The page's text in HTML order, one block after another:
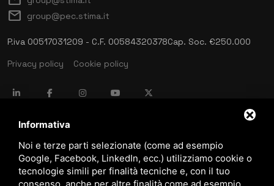
mail group@pec.stima.it
P.iva 00517031209 - C.F. 00584320378Cap. Soc. €250.000
Privacy policy
Cookie policy
language ITALIANO
download Catalogo Stima
Informativa
Noi e terze parti selezionate (come ad esempio
Google, Facebook, LinkedIn, ecc.) utilizziamo cookie o
tecnologie simili per finalità tecniche e, con il tuo